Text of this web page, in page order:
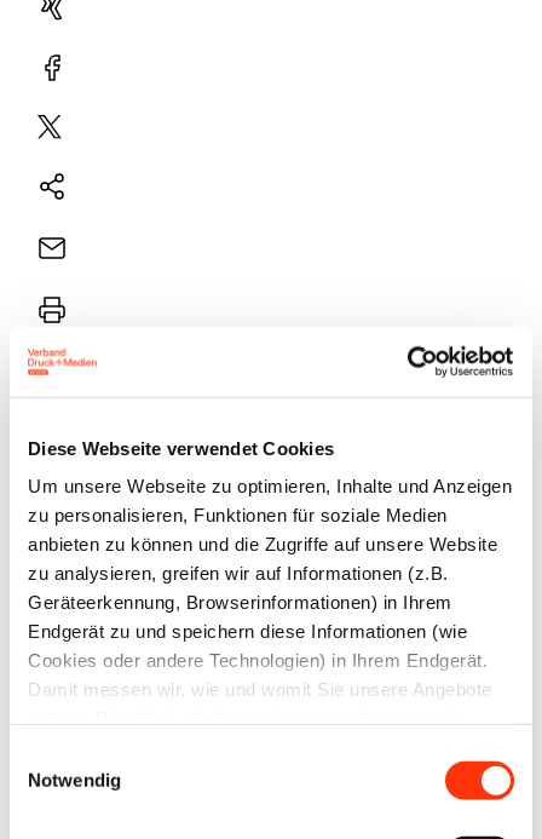
Diese Webseite verwendet Cookies
Um unsere Webseite zu optimieren, Inhalte und Anzeigen
zu personalisieren, Funktionen für soziale Medien
anbieten zu können und die Zugriffe auf unsere Website
zu analysieren, greifen wir auf Informationen (z.B.
Geräteerkennung, Browserinformationen) in Ihrem
Endgerät zu und speichern diese Informationen (wie
Cookies oder andere Technologien) in Ihrem Endgerät.
Damit messen wir, wie und womit Sie unsere Angebote
Werbung und Analysen weiter. Ihre Daten können mit
mehreren ausgewählten Partnern geteilt werden, die sich
je nach unseren aktuellen Geschäftsbeziehungen ändern
Notwendig
Xing
Facebook
Plattform
Natives
E-
Drucker
schwierig, geeignete Kandidaten zu finden. Zentrale
Gründe hierfür sind einerseits die steigende Anzahl
von Schulabgängern mit Abitur, die sich gegen einen
Ausbildungsplatz entscheiden, andererseits der
hohe Anteil (58 Prozent) ungeeigneter Bewerber. Die
Ausbildungsbereitschaft der befragten Druck- und
Medienunternehmen sinkt mit einem Anteil von 66